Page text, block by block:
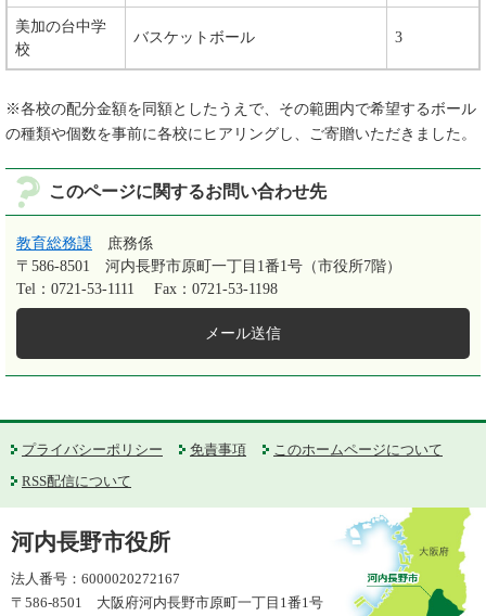
美加の台中学
校
バスケットボール 3
※各校の配分金額を同額としたうえで、その範囲内で希望するボール
の種類や個数を事前に各校にヒアリングし、ご寄贈いただきました。
このページに関するお問い合わせ先
教育総務課
庶務係
〒586-8501
河内長野市原町一丁目1番1号（市役所7階）
Tel：0721-53-1111
Fax：0721-53-1198
メール送信
プライバシーポリシー 免責事項
このホームページについて
RSS配信について
河内長野市役所
法人番号：6000020272167
〒586-8501 大阪府河内長野市原町一丁目1番1号